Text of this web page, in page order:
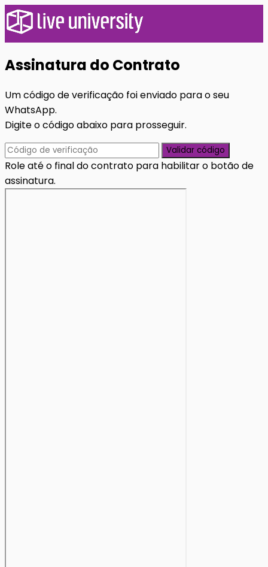
Assinatura do Contrato
Um código de verificação foi enviado para o seu
WhatsApp.
Digite o código abaixo para prosseguir.
Validar código
Role até o final do contrato para habilitar o botão de
assinatura.